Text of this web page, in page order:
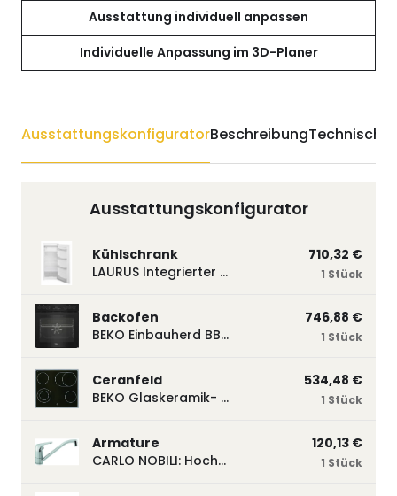
Ausstattung individuell anpassen
Individuelle Anpassung im 3D-Planer
AusstattungskonfiguratorBeschreibungTechnische
Ausstattungskonfigurator
Kühlschrank
LAURUS Integrierter Kühlautomat LKG122E LKG122E
710,32 €
1 Stück
Backofen
BEKO Einbauherd BBUM113N2B mit Hydrolyse, Schwarz BBUM113N2B
746,88 €
1 Stück
Ceranfeld
BEKO Glaskeramik- Strahlungskochfeld EH 9641 XHN, herdgebunden EH9641XHN
534,48 €
1 Stück
Armature
CARLO NOBILI: Hochdruck- Einhebelmischbatterie Blue, Mischbatterie verchromt 17770
120,13 €
1 Stück